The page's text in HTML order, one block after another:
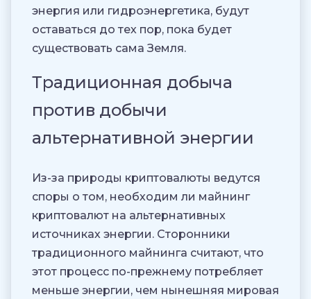
энергия или гидроэнергетика, будут
оставаться до тех пор, пока будет
существовать сама Земля.
Традиционная добыча
против добычи
альтернативной энергии
Из-за природы криптовалюты ведутся
споры о том, необходим ли майнинг
криптовалют на альтернативных
источниках энергии. Сторонники
традиционного майнинга считают, что
этот процесс по-прежнему потребляет
меньше энергии, чем нынешняя мировая